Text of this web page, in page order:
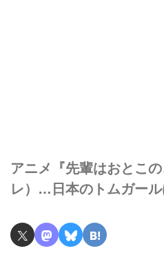
アニメ『先輩はおとこ
レ）…日本のトムガー